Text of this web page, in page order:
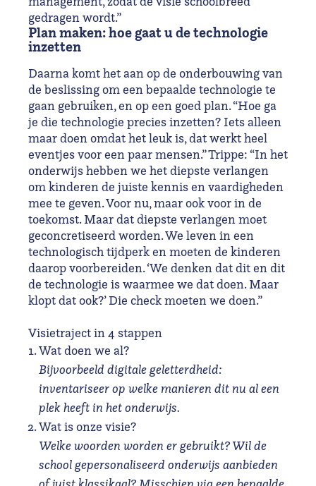
gedragen wordt.”
Plan maken: hoe gaat u de technologie
inzetten
Daarna komt het aan op de onderbouwing van
de beslissing om een bepaalde technologie te
gaan gebruiken, en op een goed plan. “Hoe ga
je die technologie precies inzetten? Iets alleen
maar doen omdat het leuk is, dat werkt heel
eventjes voor een paar mensen.” Trippe: “In het
onderwijs hebben we het diepste verlangen
om kinderen de juiste kennis en vaardigheden
mee te geven. Voor nu, maar ook voor in de
toekomst. Maar dat diepste verlangen moet
geconcretiseerd worden. We leven in een
technologisch tijdperk en moeten de kinderen
daarop voorbereiden. ‘We denken dat dit en dit
de technologie is waarmee we dat doen. Maar
klopt dat ook?’ Die check moeten we doen.”
Visietraject in 4 stappen
Wat doen we al?
Bijvoorbeeld digitale geletterdheid:
inventariseer op welke manieren dit nu al een
plek heeft in het onderwijs.
Wat is onze visie?
Welke woorden worden er gebruikt? Wil de
school gepersonaliseerd onderwijs aanbieden